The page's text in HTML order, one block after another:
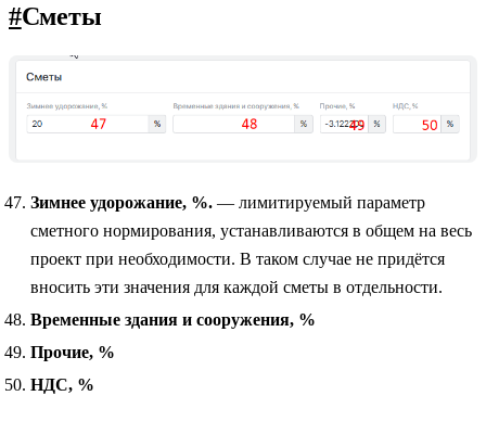
#Сметы
Зимнее удорожание, %. — лимитируемый параметр
сметного нормирования, устанавливаются в общем на весь
проект при необходимости. В таком случае не придётся
вносить эти значения для каждой сметы в отдельности.
Временные здания и сооружения, %
Прочие, %
НДС, %